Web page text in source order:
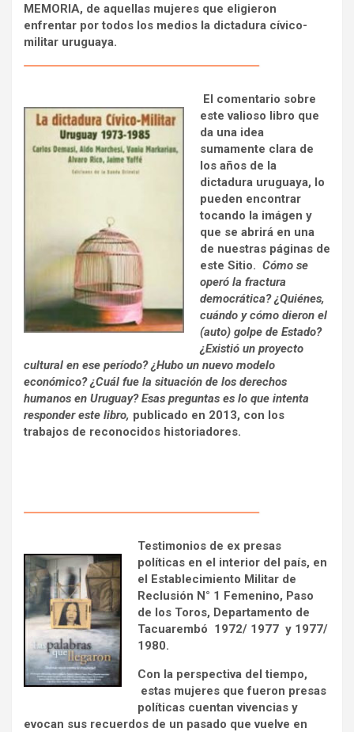
MEMORIA, de aquellas mujeres que eligieron
enfrentar por todos los medios la dictadura cívico-
militar uruguaya.
El comentario sobre
este valioso libro que
da una idea
sumamente clara de
los años de la
dictadura uruguaya, lo
pueden encontrar
tocando la imágen y
que se abrirá en una
de nuestras páginas de
este Sitio. Cómo se
operó la fractura
democrática? ¿Quiénes,
cuándo y cómo dieron el
(auto) golpe de Estado?
¿Existió un proyecto
cultural en ese período? ¿Hubo un nuevo modelo
económico? ¿Cuál fue la situación de los derechos
humanos en Uruguay? Esas preguntas es lo que intenta
responder este libro, publicado en 2013, con los
trabajos de reconocidos historiadores.
Testimonios de ex presas
políticas en el interior del país, en
el Establecimiento Militar de
Reclusión N° 1 Femenino, Paso
de los Toros, Departamento de
Tacuarembó 1972/ 1977 y 1977/
1980.
Con la perspectiva del tiempo,
estas mujeres que fueron presas
políticas cuentan vivencias y
evocan sus recuerdos de un pasado que vuelve en